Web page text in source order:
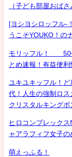
（子ども部屋おば
[ヨシヨシロッフル-
うこそYOUKO！の
モリッフル！ 50代
とめ速報！有益便
ユキユキッフル！
代！人生の強制ロ
クリスタルキング
ヒロコンプレック
ャアラフィフ女子
萌えっふる！